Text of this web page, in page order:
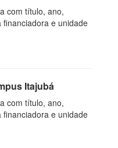
com título, ano,
e unidade
Itajubá
com título, ano,
e unidade